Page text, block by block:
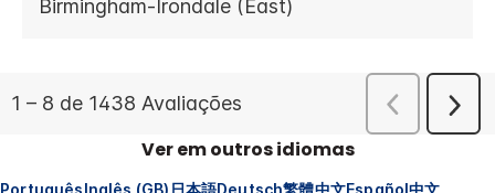
Ver em outros idiomas
PortuguêsInglês (GB) 日本語Deutsch繁體中文Español中文